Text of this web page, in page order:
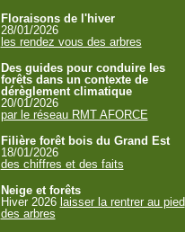
Floraisons de l'hiver
28/01/2026
les rendez vous des arbres
Des guides pour conduire les
forêts dans un contexte de
dérèglement climatique
20/01/2026
par le réseau RMT AFORCE
Filière forêt bois du Grand Est
18/01/2026
des chiffres et des faits
Neige et forêts
Hiver 2026 laisser la rentrer au pied
des arbres